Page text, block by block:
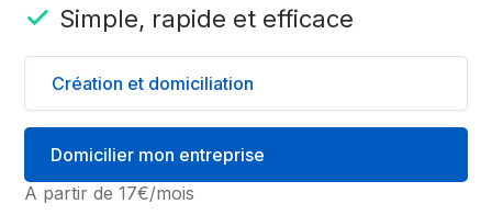
Simple, rapide et efficace
Domicilier mon entreprise
Création et domiciliation
A partir de 17€/mois